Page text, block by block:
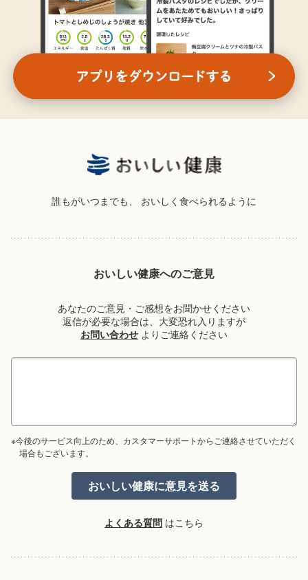
誰もがいつまでも、 おいしく食べられるように
おいしい健康へのご意見
あなたのご意見・ご感想をお聞かせください
返信が必要な場合は、大変恐れ入りますが
お問い合わせ よりご連絡ください
※今後のサービス向上のため、カスタマーサポートからご連絡させていただく
場合もございます。
よくある質問 はこちら